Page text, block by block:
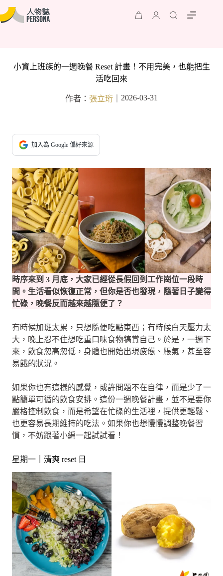
小資上班族的一週晚餐 Reset 計畫！不用完美，也能把生
活吃回來
作者： 張立珩 2026-03-31
加入為 Google 偏好來源
時序來到 3 月底，大家已經從長假回到工作崗位一段時
間。生活看似恢復正常，但你是否也發現，隨著日子變得
忙碌，晚餐反而越來越隨便了？
有時候加班太累，只想隨便吃點東西；有時候白天壓力太
大，晚上忍不住想吃重口味食物犒賞自己。於是，一週下
來，飲食忽高忽低，身體也開始出現疲憊、脹氣，甚至容
易餓的狀況。
如果你也有這樣的感覺，或許問題不在自律，而是少了一
點簡單可循的飲食安排。這份一週晚餐計畫，並不是要你
嚴格控制飲食，而是希望在忙碌的生活裡，提供更輕鬆、
也更容易長期維持的吃法。如果你也想慢慢調整晚餐習
慣，不妨跟著小編一起試試看！
星期一｜清爽 reset 日